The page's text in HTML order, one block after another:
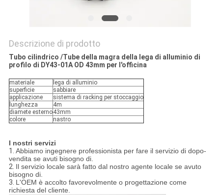
Descrizione di prodotto
Tubo cilindrico /Tube della magra della lega di alluminio di
profilo di DY43-01A OD 43mm per l'officina
materiale
lega di alluminio
superficie
sabbiare
applicazione
sistema di racking per stoccaggio
lunghezza
4m
diamete esterno43mm
colore
nastro
I nostri servizi
1. Abbiamo ingegnere professionista per fare il servizio di dopo-
vendita se avuti bisogno di.
2. Il servizio locale sarà fatto dal nostro agente locale se avuto
bisogno di.
3. L'OEM è accolto favorevolmente o progettazione come
richiesta del cliente.